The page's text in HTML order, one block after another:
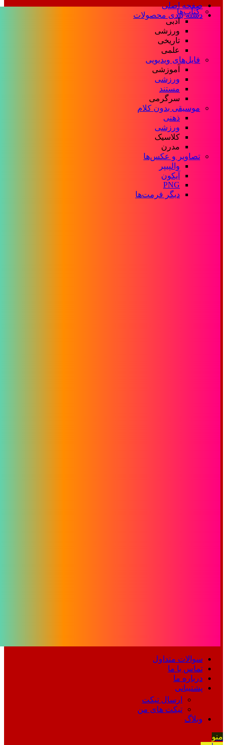
صفحه اصلی
دسته بندی محصولات
کتاب‌ها
ادبی
ورزشی
تاریخی
علمی
فایل‌های ویدیویی
آموزشی
ورزشی
مستند
سرگرمی
موسیقی بدون کلام
ذهنی
ورزشی
کلاسیک
مدرن
تصاویر و عکس‌ها
والپیپر
آیکون
PNG
دیگر فرمت‌ها
سوالات متداول
تماس با ما
درباره ما
پشتیبانی
ارسال تیکت
تیکت های من
وبلاگ
منو